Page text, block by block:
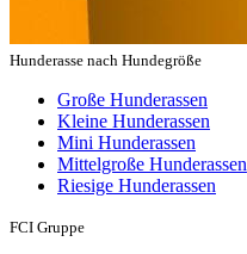
Hunderasse nach Hundegröße
Große Hunderassen
Kleine Hunderassen
Mini Hunderassen
Mittelgroße Hunderassen
Riesige Hunderassen
FCI Gruppe